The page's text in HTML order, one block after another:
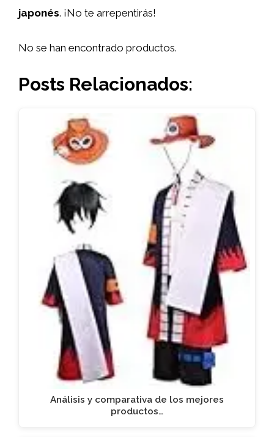
japonés. ¡No te arrepentirás!
No se han encontrado productos.
Posts Relacionados:
Análisis y comparativa de los mejores
productos…